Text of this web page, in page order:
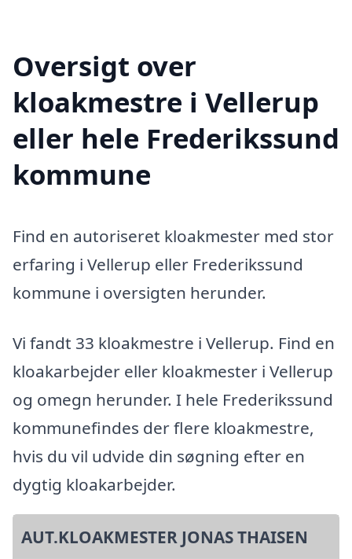
Oversigt over
kloakmestre i Vellerup
eller hele Frederikssund
kommune
Find en autoriseret kloakmester med stor
erfaring i Vellerup eller Frederikssund
kommune i oversigten herunder.
Vi fandt 33 kloakmestre i Vellerup. Find en
kloakarbejder eller kloakmester i Vellerup
og omegn herunder. I hele Frederikssund
kommunefindes der flere kloakmestre,
hvis du vil udvide din søgning efter en
dygtig kloakarbejder.
AUT.KLOAKMESTER JONAS THAISEN